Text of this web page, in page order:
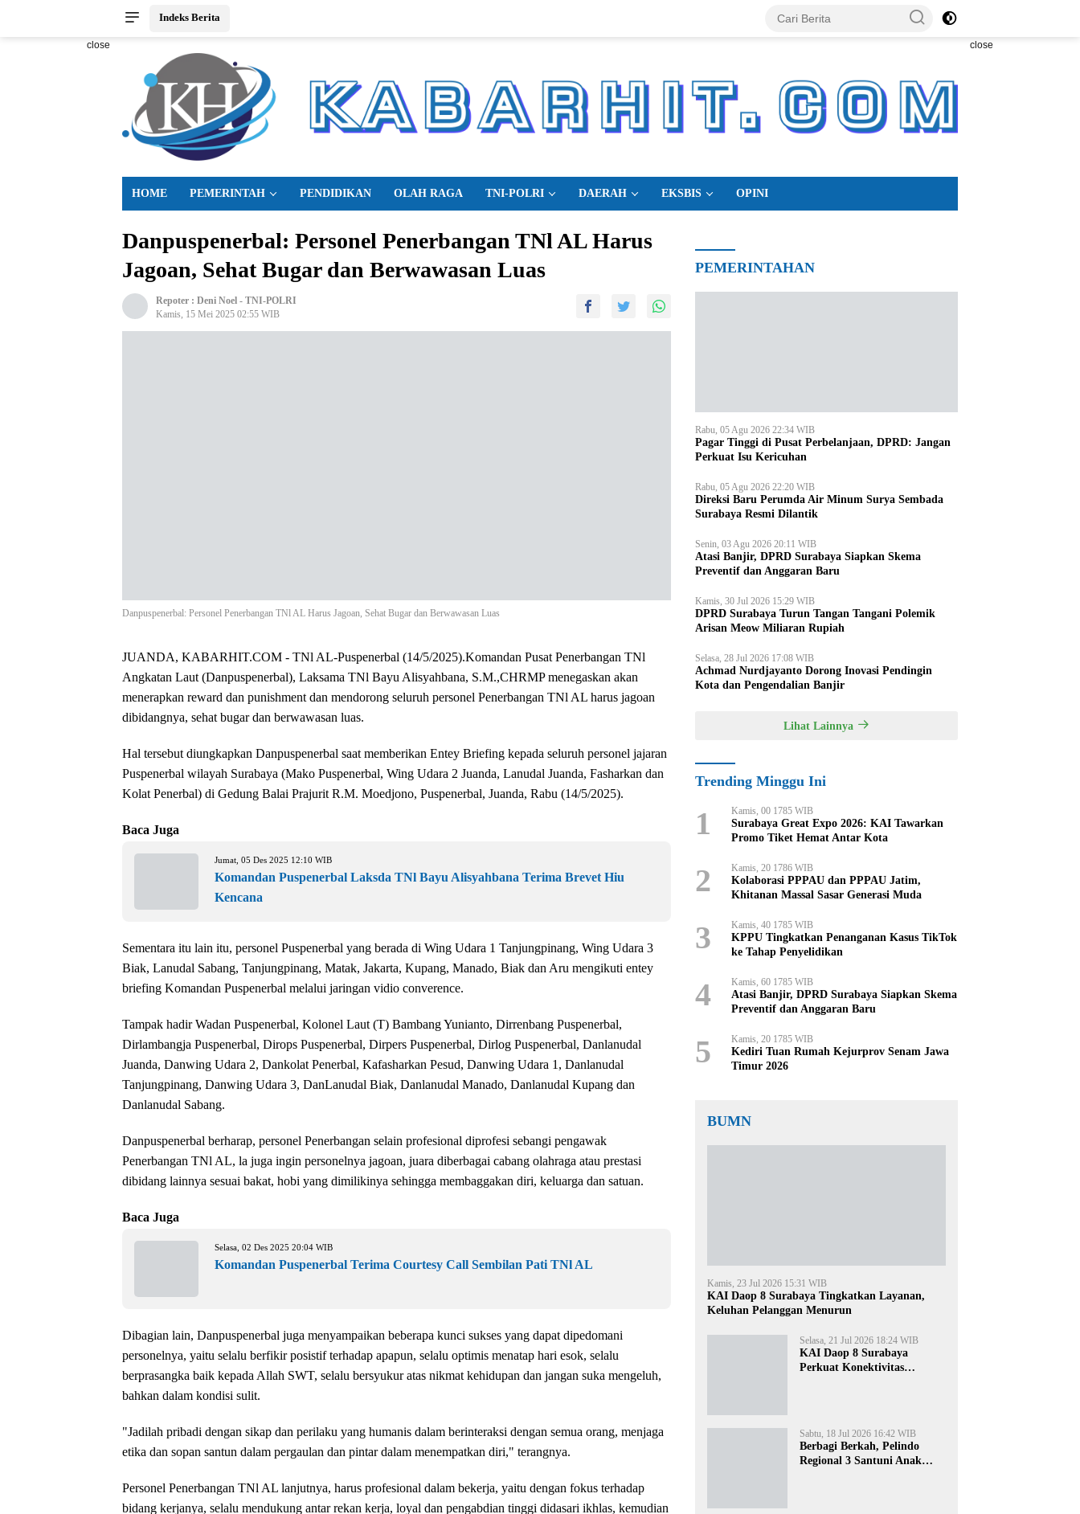
Indeks Berita
close close
HOME PEMERINTAH PENDIDIKAN OLAH RAGA TNI-POLRI DAERAH EKSBIS OPINI
Danpuspenerbal: Personel Penerbangan TNl AL Harus
Jagoan, Sehat Bugar dan Berwawasan Luas
Repoter : Deni Noel - TNI-POLRI
Kamis, 15 Mei 2025 02:55 WIB
Danpuspenerbal: Personel Penerbangan TNl AL Harus Jagoan, Sehat Bugar dan Berwawasan Luas
JUANDA, KABARHIT.COM - TNl AL-Puspenerbal (14/5/2025).Komandan Pusat Penerbangan TNl
Angkatan Laut (Danpuspenerbal), Laksama TNl Bayu Alisyahbana, S.M.,CHRMP menegaskan akan
menerapkan reward dan punishment dan mendorong seluruh personel Penerbangan TNl AL harus jagoan
dibidangnya, sehat bugar dan berwawasan luas.
Hal tersebut diungkapkan Danpuspenerbal saat memberikan Entey Briefing kepada seluruh personel jajaran
Puspenerbal wilayah Surabaya (Mako Puspenerbal, Wing Udara 2 Juanda, Lanudal Juanda, Fasharkan dan
Kolat Penerbal) di Gedung Balai Prajurit R.M. Moedjono, Puspenerbal, Juanda, Rabu (14/5/2025).
Baca Juga
Jumat, 05 Des 2025 12:10 WIB
Komandan Puspenerbal Laksda TNl Bayu Alisyahbana Terima Brevet Hiu
Kencana
Sementara itu lain itu, personel Puspenerbal yang berada di Wing Udara 1 Tanjungpinang, Wing Udara 3
Biak, Lanudal Sabang, Tanjungpinang, Matak, Jakarta, Kupang, Manado, Biak dan Aru mengikuti entey
briefing Komandan Puspenerbal melalui jaringan vidio converence.
Tampak hadir Wadan Puspenerbal, Kolonel Laut (T) Bambang Yunianto, Dirrenbang Puspenerbal,
Dirlambangja Puspenerbal, Dirops Puspenerbal, Dirpers Puspenerbal, Dirlog Puspenerbal, Danlanudal
Juanda, Danwing Udara 2, Dankolat Penerbal, Kafasharkan Pesud, Danwing Udara 1, Danlanudal
Tanjungpinang, Danwing Udara 3, DanLanudal Biak, Danlanudal Manado, Danlanudal Kupang dan
Danlanudal Sabang.
Danpuspenerbal berharap, personel Penerbangan selain profesional diprofesi sebangi pengawak
Penerbangan TNl AL, la juga ingin personelnya jagoan, juara diberbagai cabang olahraga atau prestasi
dibidang lainnya sesuai bakat, hobi yang dimilikinya sehingga membaggakan diri, keluarga dan satuan.
Baca Juga
Selasa, 02 Des 2025 20:04 WIB
Komandan Puspenerbal Terima Courtesy Call Sembilan Pati TNl AL
Dibagian lain, Danpuspenerbal juga menyampaikan beberapa kunci sukses yang dapat dipedomani
personelnya, yaitu selalu berfikir posistif terhadap apapun, selalu optimis menatap hari esok, selalu
berprasangka baik kepada Allah SWT, selalu bersyukur atas nikmat kehidupan dan jangan suka mengeluh,
bahkan dalam kondisi sulit.
"Jadilah pribadi dengan sikap dan perilaku yang humanis dalam berinteraksi dengan semua orang, menjaga
etika dan sopan santun dalam pergaulan dan pintar dalam menempatkan diri," terangnya.
Personel Penerbangan TNl AL lanjutnya, harus profesional dalam bekerja, yaitu dengan fokus terhadap
bidang kerjanya, selalu mendukung antar rekan kerja, loyal dan pengabdian tinggi didasari ikhlas, kemudian
PEMERINTAHAN
Rabu, 05 Agu 2026 22:34 WIB
Pagar Tinggi di Pusat Perbelanjaan, DPRD: Jangan
Perkuat Isu Kericuhan
Rabu, 05 Agu 2026 22:20 WIB
Direksi Baru Perumda Air Minum Surya Sembada
Surabaya Resmi Dilantik
Senin, 03 Agu 2026 20:11 WIB
Atasi Banjir, DPRD Surabaya Siapkan Skema
Preventif dan Anggaran Baru
Kamis, 30 Jul 2026 15:29 WIB
DPRD Surabaya Turun Tangan Tangani Polemik
Arisan Meow Miliaran Rupiah
Selasa, 28 Jul 2026 17:08 WIB
Achmad Nurdjayanto Dorong Inovasi Pendingin
Kota dan Pengendalian Banjir
Lihat Lainnya
Trending Minggu Ini
1 Kamis, 00 1785 WIB
Surabaya Great Expo 2026: KAI Tawarkan
Promo Tiket Hemat Antar Kota
2 Kamis, 20 1786 WIB
Kolaborasi PPPAU dan PPPAU Jatim,
Khitanan Massal Sasar Generasi Muda
3 Kamis, 40 1785 WIB
KPPU Tingkatkan Penanganan Kasus TikTok
ke Tahap Penyelidikan
4 Kamis, 60 1785 WIB
Atasi Banjir, DPRD Surabaya Siapkan Skema
Preventif dan Anggaran Baru
5 Kamis, 20 1785 WIB
Kediri Tuan Rumah Kejurprov Senam Jawa
Timur 2026
BUMN
Kamis, 23 Jul 2026 15:31 WIB
KAI Daop 8 Surabaya Tingkatkan Layanan,
Keluhan Pelanggan Menurun
Selasa, 21 Jul 2026 18:24 WIB
KAI Daop 8 Surabaya
Perkuat Konektivitas
Sabtu, 18 Jul 2026 16:42 WIB
Berbagi Berkah, Pelindo
Regional 3 Santuni Anak